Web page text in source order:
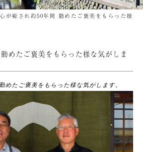
心が癒され約50年間 勤めたご褒美をもらった様
めたご褒美をもらった様な気がしま
めたご褒美をもらった様な気がします。